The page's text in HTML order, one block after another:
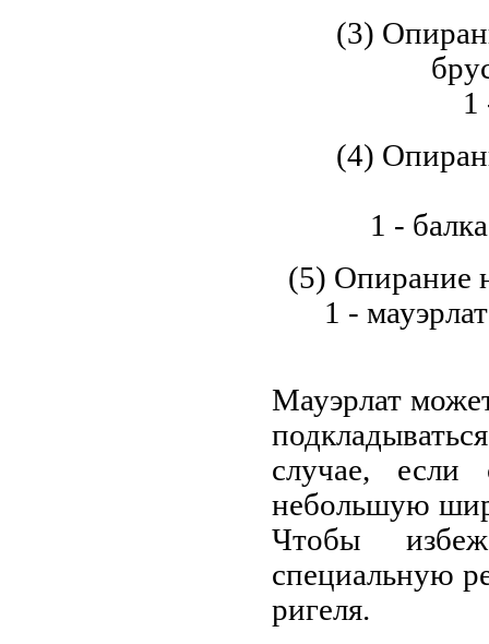
(3)
1
(4)
1 -
(5) Опирание
1 -
Мауэрлат
случае,
небольшую
Чтобы
специальную
ригеля.